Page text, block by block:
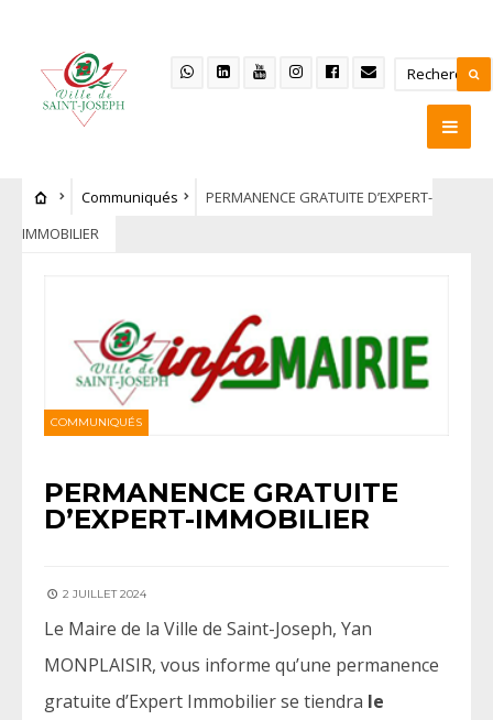
Communiqués
PERMANENCE GRATUITE D’EXPERT-
IMMOBILIER
COMMUNIQUÉS
PERMANENCE GRATUITE
D’EXPERT-IMMOBILIER
2 JUILLET 2024
Le Maire de la Ville de Saint-Joseph, Yan
MONPLAISIR, vous informe qu’une permanence
gratuite d’Expert Immobilier se tiendra le